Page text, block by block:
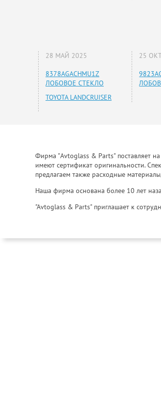
28 МАЙ 2025
8378AGACHMU1Z
ЛОБОВОЕ СТЕКЛО
TOYOTA LANDCRUISER
25
Фирма "Avtoglass & Parts" поставляет на
имеют сертификат оригинальности.
предлагаем также расходные
Наша фирма основана более 10 лет
"Avtoglass & Parts" приглашает к